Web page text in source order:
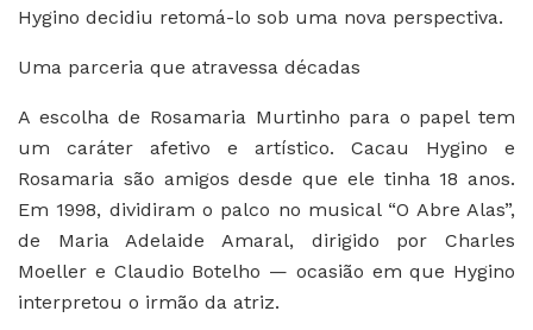
Hygino decidiu retomá-lo sob uma nova perspectiva.
Uma parceria que atravessa décadas
A escolha de Rosamaria Murtinho para o papel tem
um caráter afetivo e artístico. Cacau Hygino e
Rosamaria são amigos desde que ele tinha 18 anos.
Em 1998, dividiram o palco no musical “O Abre Alas”,
de Maria Adelaide Amaral, dirigido por Charles
Moeller e Claudio Botelho — ocasião em que Hygino
interpretou o irmão da atriz.